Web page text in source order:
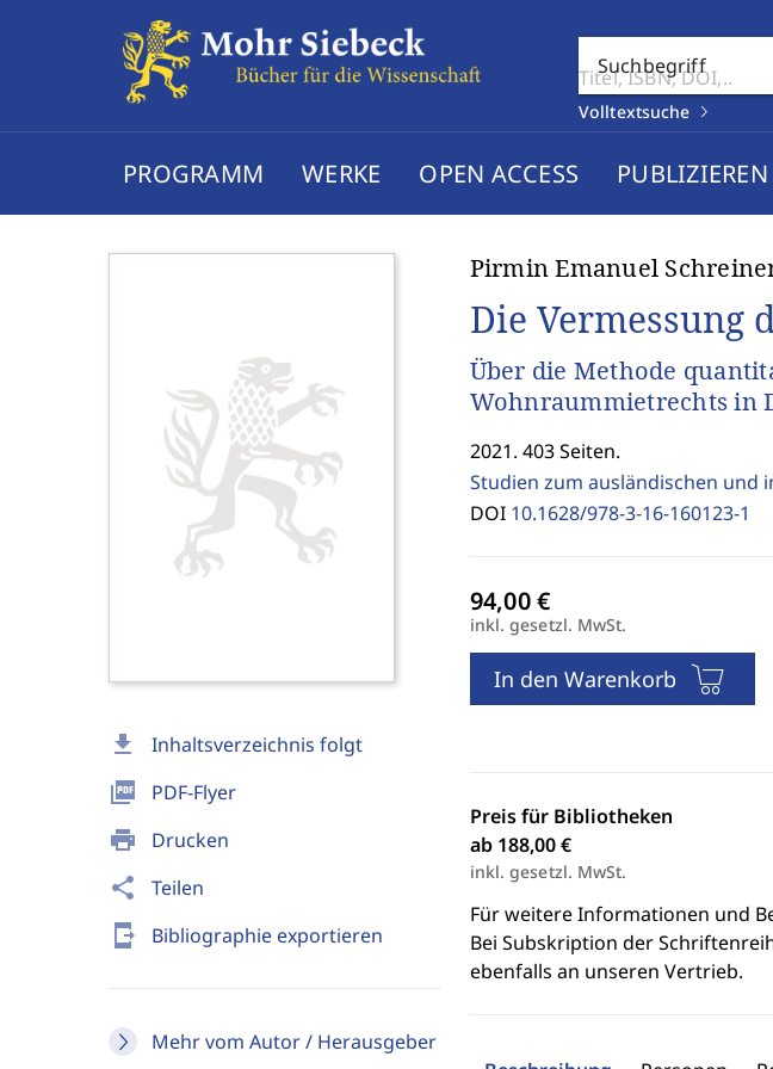
Suchbegriff
Volltextsuche
PROGRAMM WERKE OPEN ACCESS PUBLIZIEREN
download Inhaltsverzeichnis folgt
picture_as_pdf PDF-Flyer
print Drucken
share Teilen
send_to_mobile Bibliographie exportieren
Mehr vom Autor / Herausgeber
Pirmin Emanuel
Die Vermessung
Über die Methode
Wohnraummietrechts in
2021. 403 Seiten.
Studien zum ausländischen und
DOI 10.1628/978-3-16-160123-1
inkl. gesetzl. MwSt.
In den Warenkorb
Preis für Bibliotheken
ab 188,00 €
inkl. gesetzl. MwSt.
Für weitere Informationen und
Bei Subskription der
ebenfalls an unseren Vertrieb.